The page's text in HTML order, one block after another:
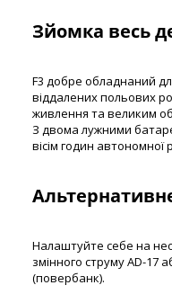
Зйомка весь
F3 добре обладнаний
віддалених польових
живлення та великим
З двома лужними
вісім годин автономної
Налаштуйте себе на
змінного струму AD-17
(повербанк).